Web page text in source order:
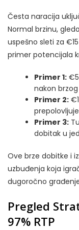
Česta naracija
Normal brzinu,
uspešno sleti za
primer potencijala
Primer 1:
nakon
Primer 2:
Primer 3:
dobitak u
Ove brze dobitke i
uzbuđenja koja
dugoročno
Pregled
97% RTP